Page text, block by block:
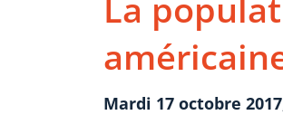
Mardi 17 octobre